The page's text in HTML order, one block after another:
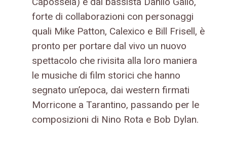
forte di collaborazioni con personaggi
quali Mike Patton, Calexico e Bill Frisell, è
pronto per portare dal vivo un nuovo
spettacolo che rivisita alla loro maniera
le musiche di film storici che hanno
segnato un’epoca, dai western firmati
Morricone a Tarantino, passando per le
composizioni di Nino Rota e Bob Dylan.